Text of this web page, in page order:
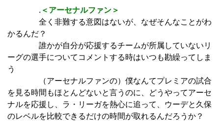
. ＜アーセナルファン＞
全く非難する意図はないが、なぜそんなことがわ
かるんだ？
誰かが自分が応援するチームが所属していないリ
ーグの選手についてコメントする時はいつも勘繰ってしま
う
（アーセナルファンの）僕なんてプレミアの試合
を見る時間もほとんどないと言うのに、どうやってアーセ
ナルを応援し、ラ・リーガを熱心に追って、ウーデと久保
のレベルを比較できるだけの時間が取れるんだろうか？